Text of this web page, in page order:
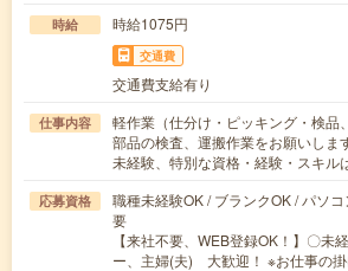
時給 時給1075円
交通費
交通費支給有り
仕事内容
軽作業（仕分け・ピッキング・検品
部品の検査、運搬作業をお願いしま
未経験、特別な資格・経験・スキ
応募資格
職種未経験OK / ブランクOK / パソ
要
【来社不要、WEB登録OK！】〇未
ー、主婦(夫) 大歓迎！ ※お仕事の